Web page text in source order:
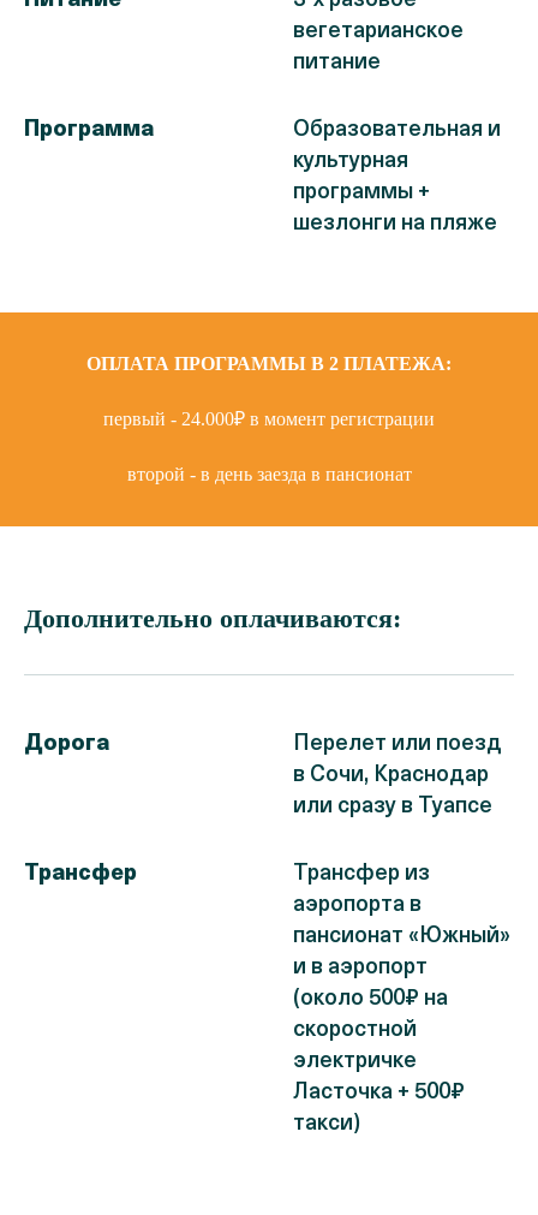
вегетарианское
питание
Программа
Образовательная и
культурная
программы +
шезлонги на пляже
ОПЛАТА ПРОГРАММЫ В 2 ПЛАТЕЖА:
первый - 24.000₽ в момент регистрации
второй - в день заезда в пансионат
Дополнительно оплачиваются:
Дорога
Перелет или поезд
в Сочи, Краснодар
или сразу в Туапсе
Трансфер
Трансфер из
аэропорта в
пансионат «Южный»
и в аэропорт
(около 500₽ на
скоростной
электричке
Ласточка + 500₽
такси)